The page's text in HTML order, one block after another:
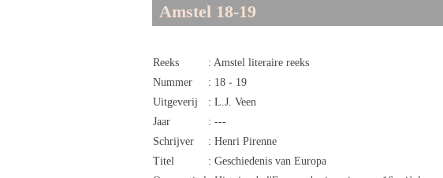
Amstel 18-19
Reeks
: Amstel literaire reeks
Nummer
: 18 - 19
Uitgeverij
: L.J. Veen
Jaar
: ---
Schrijver
: Henri Pirenne
Titel
: Geschiedenis van Europa